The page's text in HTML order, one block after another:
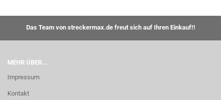
Das Team von streckermax.de freut sich auf Ihren Einkauf!!
MEHR ÜBER...
Impressum
Kontakt